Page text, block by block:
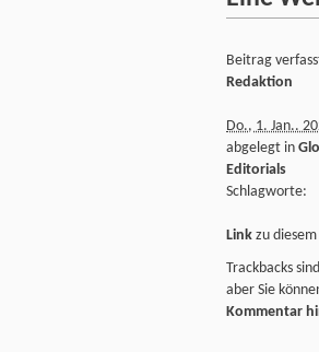
Beitrag
Redaktion
Do., 1. Jan..
abgelegt in
Editorials
Schlagworte:
Link zu
Trackbacks
aber Sie
Kommentar